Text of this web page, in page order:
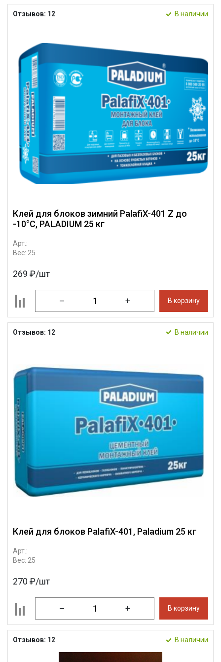
Отзывов: 12 В наличии
Клей для блоков зимний PalafiX-401 Z до
-10°С, PALADIUM 25 кг
Арт.:
Вес: 25
269 ₽/шт
– + В корзину
Отзывов: 12 В наличии
Клей для блоков PalafiX-401, Paladium 25 кг
Арт.:
Вес: 25
270 ₽/шт
– + В корзину
Отзывов: 12 В наличии